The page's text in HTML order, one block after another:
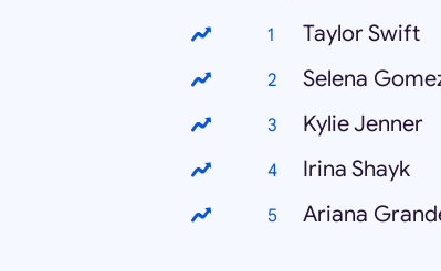
Taylor Swift
Selena
Kylie Jenner
Irina Shayk
Ariana